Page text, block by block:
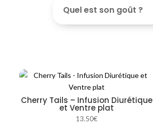
Quel est son goût ?
Cherry Tails – Infusion Diurétique
et Ventre plat
13.50€